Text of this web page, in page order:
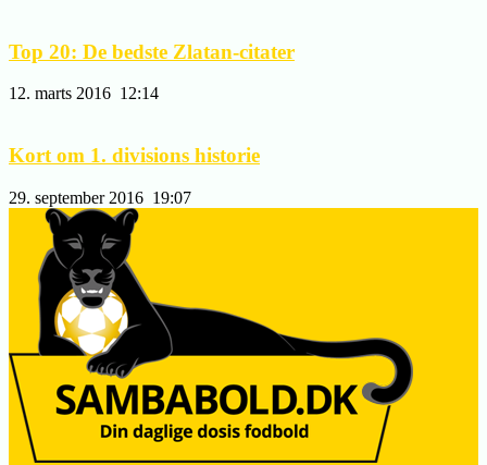
Top 20: De bedste Zlatan-citater
12. marts 2016 12:14
Kort om 1. divisions historie
29. september 2016 19:07